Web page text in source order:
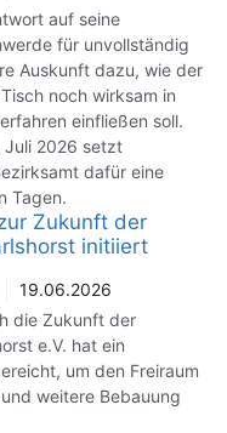
auf seine
für unvollständig
Auskunft dazu, wie der
noch wirksam in
einfließen soll.
Juli 2026 setzt
dafür eine
Tagen.
Zukunft der
initiiert
19.06.2026
die Zukunft der
e.V. hat ein
um den Freiraum
weitere Bebauung